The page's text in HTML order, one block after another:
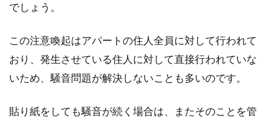
でしょう。
この注意喚起はアパートの住人全員に対して行われて
おり、発生させている住人に対して直接行われていな
いため、騒音問題が解決しないことも多いのです。
貼り紙をしても騒音が続く場合は、またそのことを管